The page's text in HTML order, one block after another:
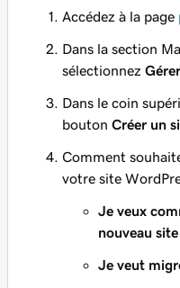
Accédez à la page
Dans la section
sélectionnez
Dans le coin
bouton Créer un
Comment
votre site
Je veux
nouveau
Je veut